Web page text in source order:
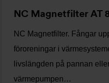
NC Magnetfilter AT
NC Magnetfilter. Fångar
föroreningar i
livslängden på pannan
värmepumpen…